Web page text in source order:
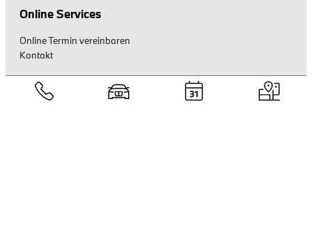
Online Services
Online Termin vereinbaren
Kontakt